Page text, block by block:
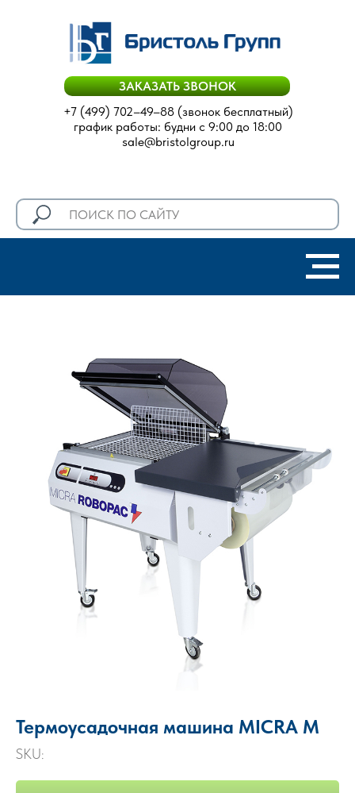
+7 (499) 702–49–88(звонок бесплатный)
график работы: будни с 9:00 до 18:00
sale@bristolgroup.ru
ЗАКАЗАТЬ ЗВОНОК
Термоусадочная машина MICRA M
SKU: